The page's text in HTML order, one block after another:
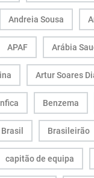
Andreia Sousa
APAF Arábia
Artur Soares
Benzema
Brasil Brasileirão
capitão de equipa